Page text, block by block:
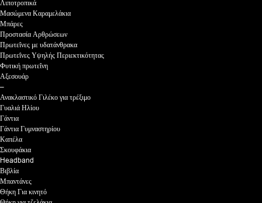
Λιποτροπικά
Μασώμενα Καραμελάκια
Μπάρες
Προστασία Αρθρώσεων
Πρωτεΐνες με υδατάνθρακα
Πρωτεΐνες Υψηλής Περιεκτικότητας
Φυτική πρωτεΐνη
Αξεσουάρ
–
Ανακλαστικό Γιλέκο για τρέξιμο
Γυαλιά Ηλίου
Γάντια
Γάντια Γυμναστηρίου
Καπέλα
Σκουφάκια
Headband
Βιβλία
Μπαντάνες
Θήκη Για κινητό